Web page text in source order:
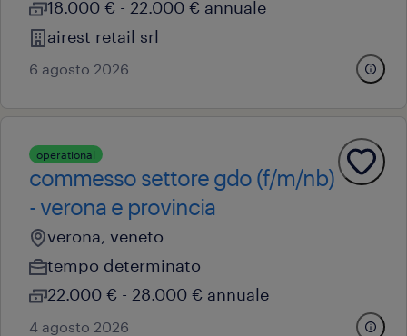
18.000 € - 22.000 € annuale
airest retail srl
6 agosto 2026
operational
commesso settore gdo (f/m/nb)
- verona e provincia
verona, veneto
tempo determinato
22.000 € - 28.000 € annuale
4 agosto 2026